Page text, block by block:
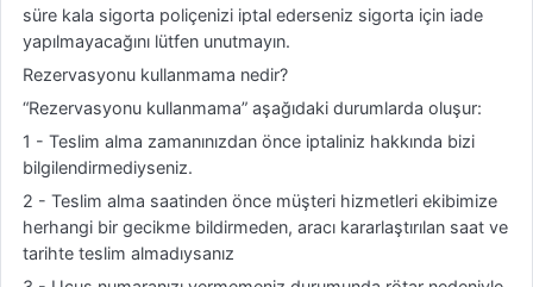
süre kala sigorta poliçenizi iptal ederseniz sigorta için iade
yapılmayacağını lütfen unutmayın.
Rezervasyonu kullanmama nedir?
“Rezervasyonu kullanmama” aşağıdaki durumlarda oluşur:
1 - Teslim alma zamanınızdan önce iptaliniz hakkında bizi
bilgilendirmediyseniz.
2 - Teslim alma saatinden önce müşteri hizmetleri ekibimize
herhangi bir gecikme bildirmeden, aracı kararlaştırılan saat ve
tarihte teslim almadıysanız